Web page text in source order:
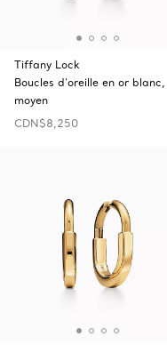
Tiffany Lock
Boucles d’oreille en or blanc,
moyen
CDN$8,250